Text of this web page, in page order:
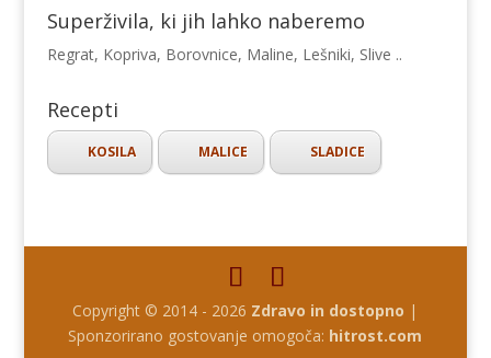
Superživila, ki jih lahko naberemo
Regrat, Kopriva, Borovnice, Maline, Lešniki, Slive ..
Recepti
KOSILA MALICE SLADICE
Copyright © 2014 - 2026 Zdravo in dostopno |
Sponzorirano gostovanje omogoča: hitrost.com